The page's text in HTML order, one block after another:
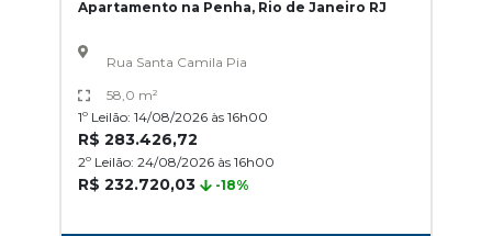
Apartamento na Penha, Rio de Janeiro RJ
Rua Santa Camila Pia
58,0 m²
1º Leilão: 14/08/2026 às 16h00
R$ 283.426,72
2º Leilão: 24/08/2026 às 16h00
R$ 232.720,03 -18%